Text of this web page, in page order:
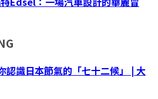
認識日本節氣的「七十二候」 | 大